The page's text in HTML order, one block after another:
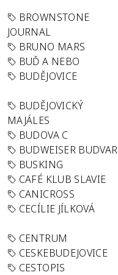
BROWNSTONE
JOURNAL
BRUNO MARS
BUĎ A NEBO
BUDĚJOVICE
BUDĚJOVICKÝ
MAJÁLES
BUDOVA C
BUDWEISER BUDVAR
BUSKING
CAFÉ KLUB SLAVIE
CANICROSS
CECÍLIE JÍLKOVÁ
CENTRUM
CESKEBUDEJOVICE
CESTOPIS